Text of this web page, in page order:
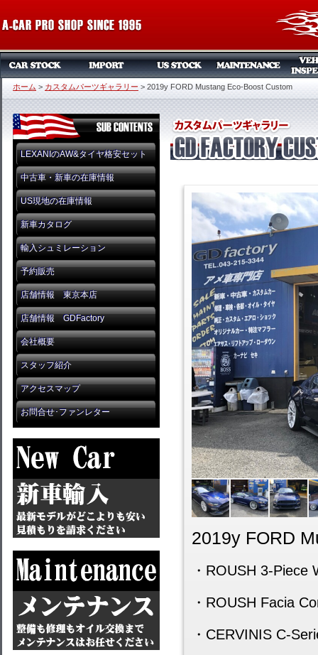
ホーム > カスタムパーツギャラリー > 2019y FORD Mustang Eco-Boost Custom
LEXANIのAW&タイヤ格安セット
中古車・新車の在庫情報
US現地の在庫情報
新車カタログ
輸入シュミレーション
予約販売
店舗情報 東京本店
店舗情報 GDFactory
会社概要
スタッフ紹介
アクセスマップ
お問合せ･ファンレター
2019y FORD
・ROUSH 3-Piece
・ROUSH Facia
・CERVINIS C-